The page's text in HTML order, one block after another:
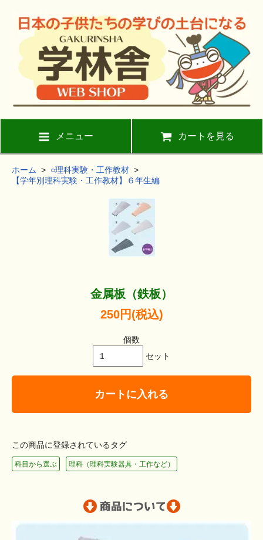
メニュー カートを見る
ホーム > ○理科実験・工作教材 >
【学年別理科実験・工作教材】６年生編
金属板（鉄板）
250円(税込)
個数
セット
カートに入れる
この商品に登録されているタグ
科目から選ぶ 理科（理科実験器具・工作など）